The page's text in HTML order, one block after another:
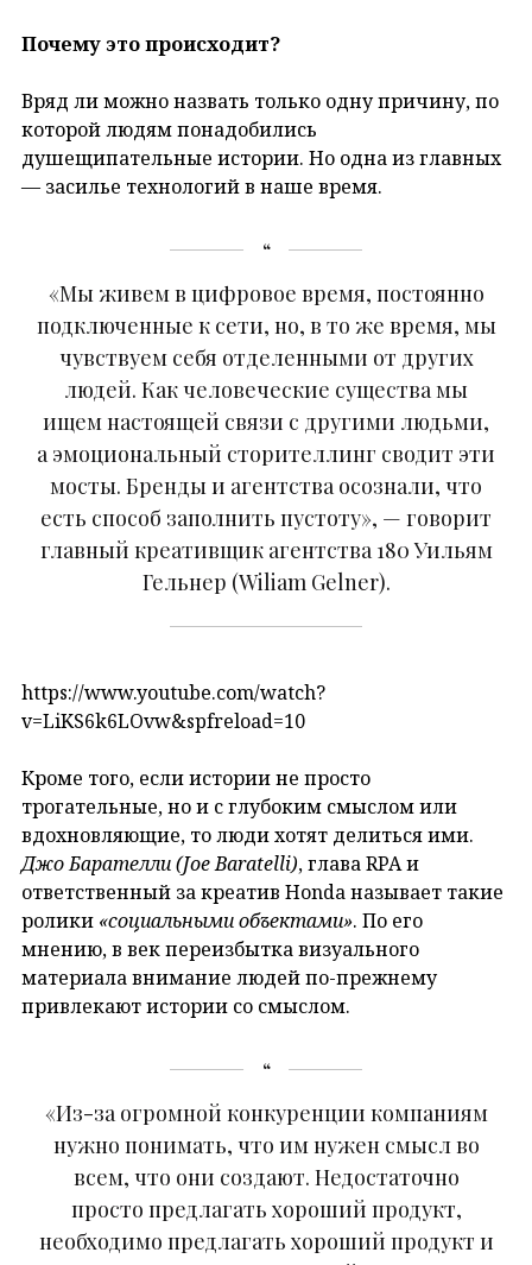
Почему это происходит?
Вряд ли можно назвать только одну причину, по
которой людям понадобились
душещипательные истории. Но одна из главных
— засилье технологий в наше время.
«Мы живем в цифровое время, постоянно
подключенные к сети, но, в то же время, мы
чувствуем себя отделенными от других
людей. Как человеческие существа мы
ищем настоящей связи с другими людьми,
а эмоциональный сторителлинг cводит эти
мосты. Бренды и агентства осознали, что
есть способ заполнить пустоту», — говорит
главный креативщик агентства 180 Уильям
Гельнер (Wiliam Gelner).
https://www.youtube.com/watch?
v=LiKS6k6LOvw&spfreload=10
Кроме того, если истории не просто
трогательные, но и с глубоким смыслом или
вдохновляющие, то люди хотят делиться ими.
Джо Барателли (Joe Baratelli), глава RPA и
ответственный за креатив Honda называет такие
ролики «социальными объектами». По его
мнению, в век переизбытка визуального
материала внимание людей по-прежнему
привлекают истории со смыслом.
«Из-за огромной конкуренции компаниям
нужно понимать, что им нужен смысл во
всем, что они создают. Недостаточно
просто предлагать хороший продукт,
необходимо предлагать хороший продукт и